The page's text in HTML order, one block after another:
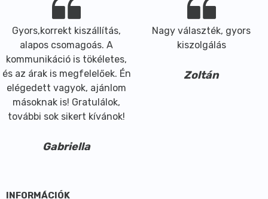
Gyors,korrekt kiszállítás,
alapos csomagoás. A
kommunikáció is tökéletes,
és az árak is megfelelőek. Én
elégedett vagyok, ajánlom
másoknak is! Gratulálok,
további sok sikert kívánok!
Gabriella
Nagy választék, gyors
kiszolgálás
Zoltán
INFORMÁCIÓK